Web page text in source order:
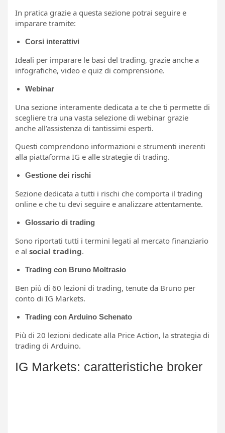
In pratica grazie a questa sezione potrai seguire e
imparare tramite:
Corsi interattivi
Ideali per imparare le basi del trading, grazie anche a
infografiche, video e quiz di comprensione.
Webinar
Una sezione interamente dedicata a te che ti permette di
scegliere tra una vasta selezione di webinar grazie
anche all’assistenza di tantissimi esperti.
Questi comprendono informazioni e strumenti inerenti
alla piattaforma IG e alle strategie di trading.
Gestione dei rischi
Sezione dedicata a tutti i rischi che comporta il trading
online e che tu devi seguire e analizzare attentamente.
Glossario di trading
Sono riportati tutti i termini legati al mercato finanziario
e al social trading.
Trading con Bruno Moltrasio
Ben più di 60 lezioni di trading, tenute da Bruno per
conto di IG Markets.
Trading con Arduino Schenato
Più di 20 lezioni dedicate alla Price Action, la strategia di
trading di Arduino.
IG Markets: caratteristiche broker